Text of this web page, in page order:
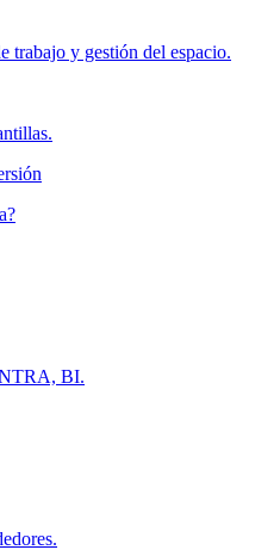
trabajo y gestión del espacio.
BI.